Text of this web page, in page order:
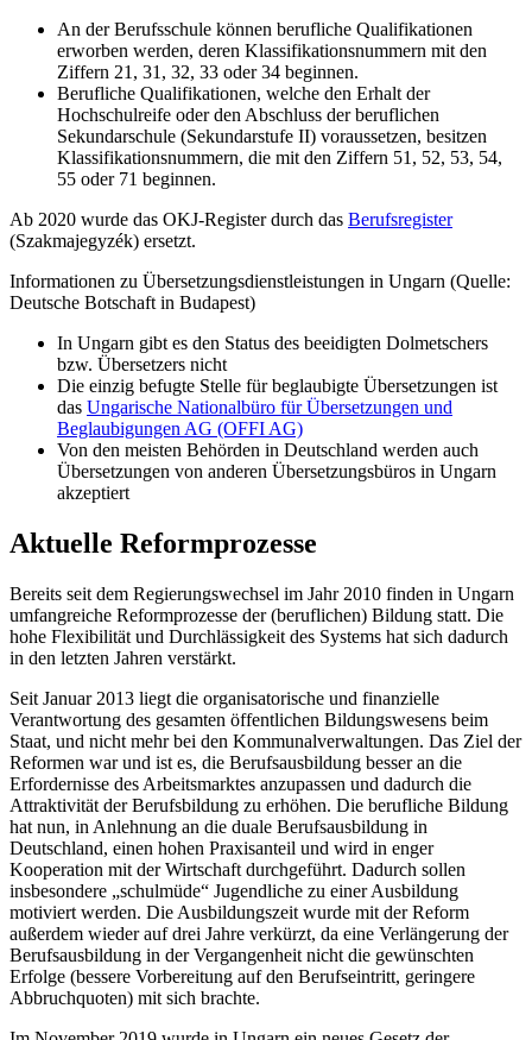
An der Berufsschule können berufliche Qualifikationen
erworben werden, deren Klassifikationsnummern mit den
Ziffern 21, 31, 32, 33 oder 34 beginnen.
Berufliche Qualifikationen, welche den Erhalt der
Hochschulreife oder den Abschluss der beruflichen
Sekundarschule (Sekundarstufe II) voraussetzen, besitzen
Klassifikationsnummern, die mit den Ziffern 51, 52, 53, 54,
55 oder 71 beginnen.
Ab 2020 wurde das OKJ-Register durch das Berufsregister
(Szakmajegyzék) ersetzt.
Informationen zu Übersetzungsdienstleistungen in Ungarn (Quelle:
Deutsche Botschaft in Budapest)
In Ungarn gibt es den Status des beeidigten Dolmetschers
bzw. Übersetzers nicht
Die einzig befugte Stelle für beglaubigte Übersetzungen ist
das Ungarische Nationalbüro für Übersetzungen und
Beglaubigungen AG (OFFI AG)
Von den meisten Behörden in Deutschland werden auch
Übersetzungen von anderen Übersetzungsbüros in Ungarn
akzeptiert
Aktuelle Reformprozesse
Bereits seit dem Regierungswechsel im Jahr 2010 finden in Ungarn
umfangreiche Reformprozesse der (beruflichen) Bildung statt. Die
hohe Flexibilität und Durchlässigkeit des Systems hat sich dadurch
in den letzten Jahren verstärkt.
Seit Januar 2013 liegt die organisatorische und finanzielle
Verantwortung des gesamten öffentlichen Bildungswesens beim
Staat, und nicht mehr bei den Kommunalverwaltungen. Das Ziel der
Reformen war und ist es, die Berufsausbildung besser an die
Erfordernisse des Arbeitsmarktes anzupassen und dadurch die
Attraktivität der Berufsbildung zu erhöhen. Die berufliche Bildung
hat nun, in Anlehnung an die duale Berufsausbildung in
Deutschland, einen hohen Praxisanteil und wird in enger
Kooperation mit der Wirtschaft durchgeführt. Dadurch sollen
insbesondere „schulmüde“ Jugendliche zu einer Ausbildung
motiviert werden. Die Ausbildungszeit wurde mit der Reform
außerdem wieder auf drei Jahre verkürzt, da eine Verlängerung der
Berufsausbildung in der Vergangenheit nicht die gewünschten
Erfolge (bessere Vorbereitung auf den Berufseintritt, geringere
Abbruchquoten) mit sich brachte.